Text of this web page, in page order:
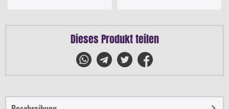
Dieses Produkt teilen